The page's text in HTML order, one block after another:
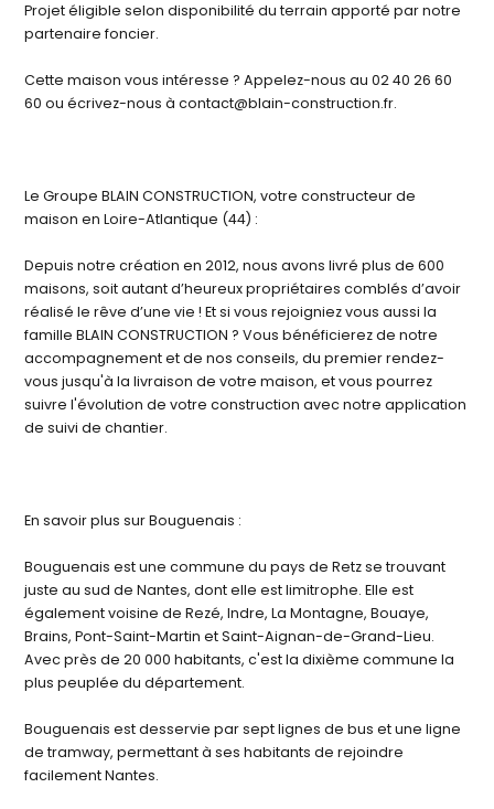
Projet éligible selon disponibilité du terrain apporté par notre
partenaire foncier.
Cette maison vous intéresse ? Appelez-nous au 02 40 26 60
60 ou écrivez-nous à contact@blain-construction.fr.
Le Groupe BLAIN CONSTRUCTION, votre constructeur de
maison en Loire-Atlantique (44) :
Depuis notre création en 2012, nous avons livré plus de 600
maisons, soit autant d’heureux propriétaires comblés d’avoir
réalisé le rêve d’une vie ! Et si vous rejoigniez vous aussi la
famille BLAIN CONSTRUCTION ? Vous bénéficierez de notre
accompagnement et de nos conseils, du premier rendez-
vous jusqu'à la livraison de votre maison, et vous pourrez
suivre l'évolution de votre construction avec notre application
de suivi de chantier.
En savoir plus sur Bouguenais :
Bouguenais est une commune du pays de Retz se trouvant
juste au sud de Nantes, dont elle est limitrophe. Elle est
également voisine de Rezé, Indre, La Montagne, Bouaye,
Brains, Pont-Saint-Martin et Saint-Aignan-de-Grand-Lieu.
Avec près de 20 000 habitants, c'est la dixième commune la
plus peuplée du département.
Bouguenais est desservie par sept lignes de bus et une ligne
de tramway, permettant à ses habitants de rejoindre
facilement Nantes.